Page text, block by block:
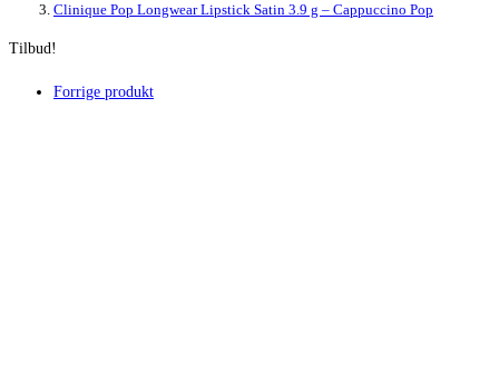
Clinique Pop Longwear Lipstick Satin 3.9 g – Cappuccino Pop
Tilbud!
Forrige produkt